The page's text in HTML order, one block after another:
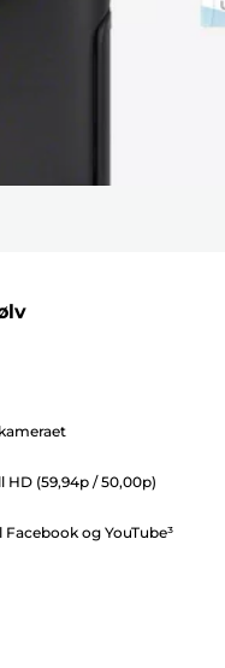
HD (59,94p / 50,00p)
og YouTube³